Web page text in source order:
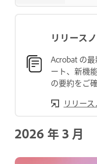
リリース
Acrobat の
ート、新機
の要約をご
リリー
2026 年 3 月